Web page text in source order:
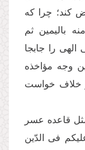
كند؛ چرا كه
بالیمین ثم
الهى را جابجا
وجه مؤاخذه
خلاف خواست
قاعده عسر
فى الدّین